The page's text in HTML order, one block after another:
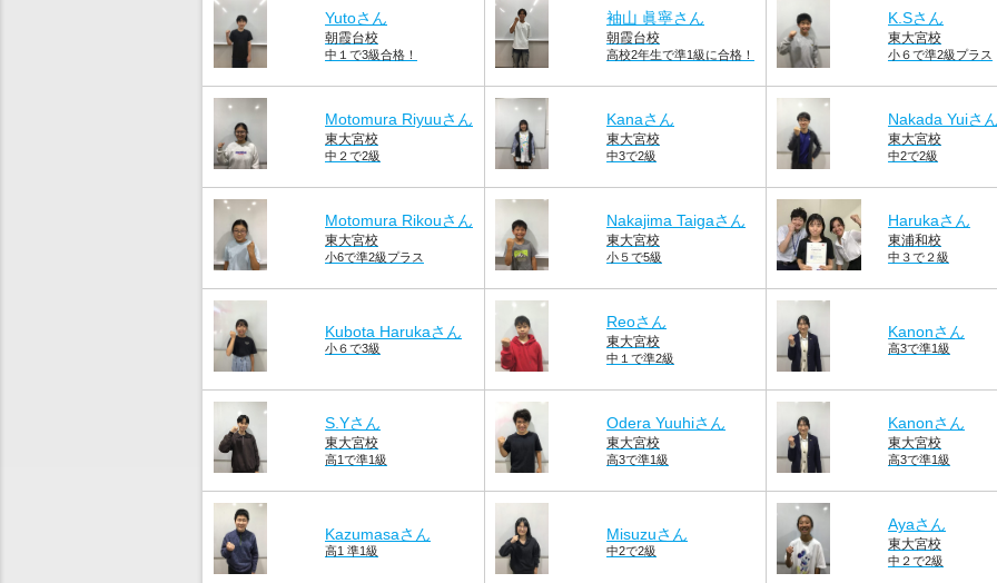
Yutoさん
朝霞台校
中１で3級合格！
袖山 眞寧さん
朝霞台校
高校2年生で準1級に合格！
K.Sさん
東大宮校
小６で準2級プラス
Motomura Riyuuさん
東大宮校
中２で2級
Kanaさん
東大宮校
中3で2級
Nakada Yuiさ
東大宮校
中2で2級
Motomura Rikouさん
東大宮校
小6で準2級プラス
Nakajima Taigaさん
東大宮校
小５で5級
Harukaさん
東浦和校
中３で２級
Kubota Harukaさん
小６で3級
Reoさん
東大宮校
中１で準2級
Kanonさん
高3で準1級
S.Yさん
東大宮校
高1で準1級
Odera Yuuhiさん
東大宮校
高3で準1級
Kanonさん
東大宮校
高3で準1級
Kazumasaさん
高1 準1級
Misuzuさん
中2で2級
Ayaさん
東大宮校
中２で2級